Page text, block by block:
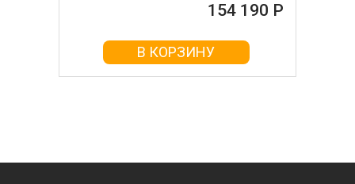
154 190 Р
В КОРЗИНУ